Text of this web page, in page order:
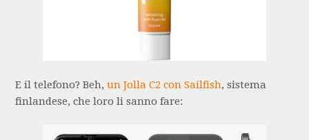
E il telefono? Beh,un Jolla C2 con Sailfish, sistema
finlandese, che loro li sanno fare: